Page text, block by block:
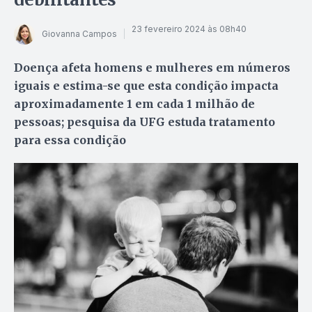
Giovanna Campos 23 fevereiro 2024 às 08h40
Doença afeta homens e mulheres em números
iguais e estima-se que esta condição impacta
aproximadamente 1 em cada 1 milhão de
pessoas; pesquisa da UFG estuda tratamento
para essa condição